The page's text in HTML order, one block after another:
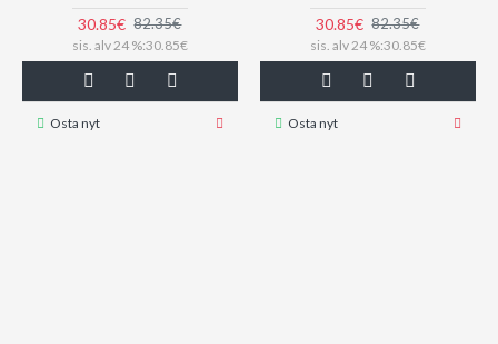
30.85€ 82.35€
sis. alv 24 %:30.85€
Osta nyt
30.85€ 82.35€
sis. alv 24 %:30.85€
Osta nyt